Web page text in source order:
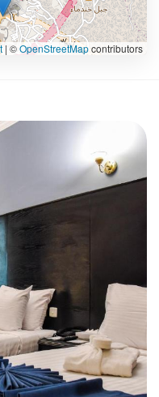
| ©OpenStreetMapcontributors